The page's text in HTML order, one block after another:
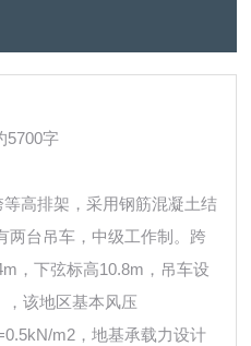
5700字
高排架，采用钢筋混凝土结
两台吊车，中级工作制。跨
，下弦标高10.8m，吊车设
，该地区基本风压
m2，地基承载力设计